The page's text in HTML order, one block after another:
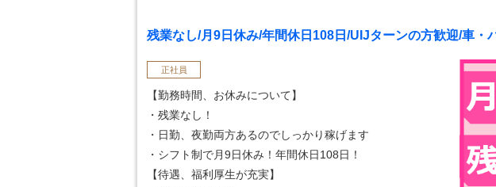
残業なし/月9日休み/年間休日108日/UIJターンの方歓迎/車・
正社員
【勤務時間、お休みについて】
・残業なし！
・日勤、夜勤両方あるのでしっかり稼げます
・シフト制で月9日休み！年間休日108日！
【待遇、福利厚生が充実】